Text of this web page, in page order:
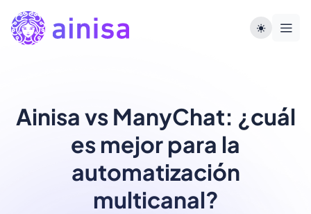
Ainisa vs ManyChat: ¿cuál
es mejor para la
automatización
multicanal?